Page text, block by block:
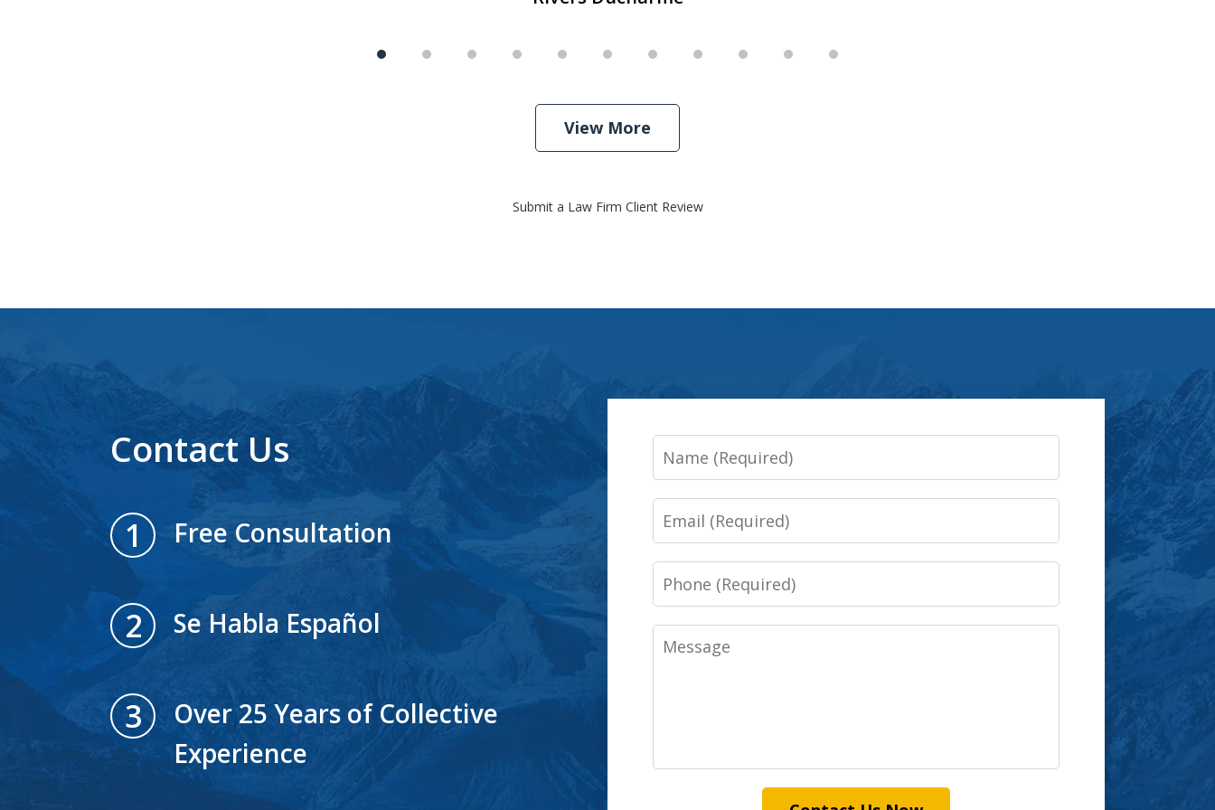
View More
Submit a Law Firm Client Review
Contact Us
1 Free Consultation
2 Se Habla Español
3
Over 25 Years of Collective
Experience
Name
Email
Phone
Message